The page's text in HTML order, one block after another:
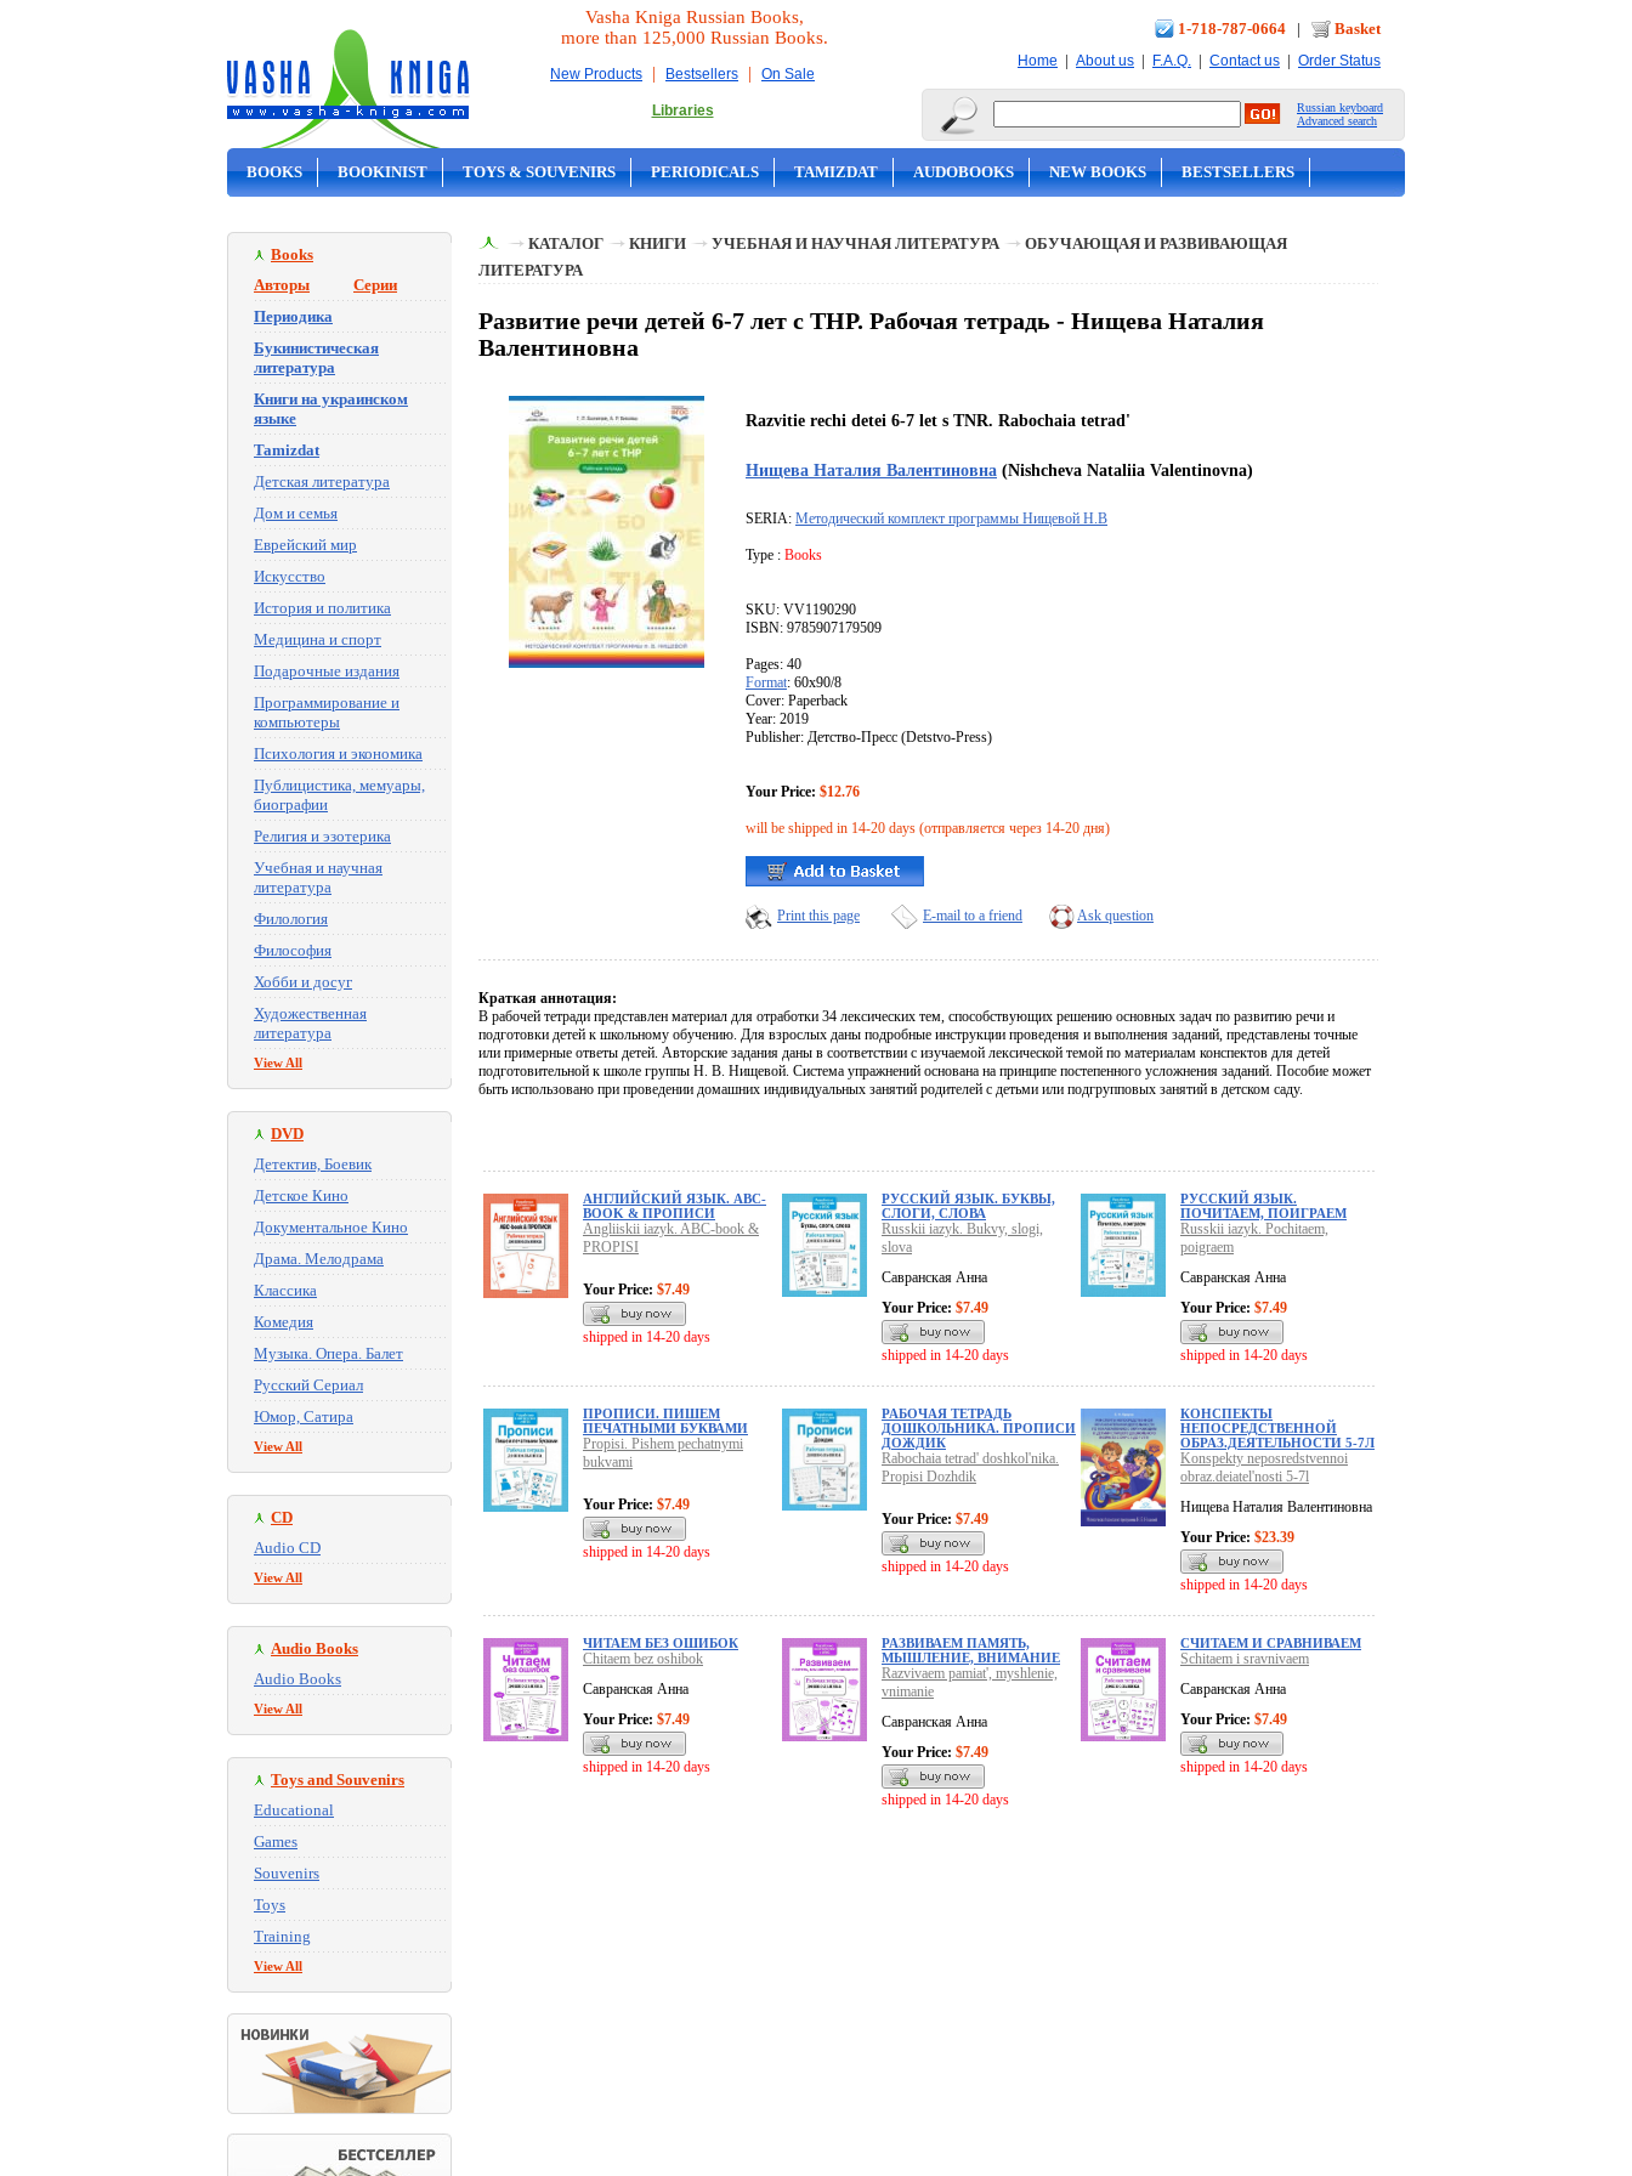
Vasha Kniga Russian Books,
more than 125,000 Russian Books.
New Products | Bestsellers | On Sale
Libraries
1-718-787-0664 | Basket
Home | About us | F.A.Q. | Contact us | Order Status
Russian keyboard
Advanced search
BOOKS BOOKINIST TOYS & SOUVENIRS PERIODICALS TAMIZDAT AUDOBOOKS NEW BOOKS BESTSELLERS
Books
Авторы
Серии
Периодика
Букинистическая
литература
Книги на украинском
языке
Tamizdat
Детская литература
Дом и семья
Еврейский мир
Искусство
История и политика
Медицина и спорт
Подарочные издания
Программирование и
компьютеры
Психология и экономика
Публицистика, мемуары,
биографии
Религия и эзотерика
Учебная и научная
литература
Филология
Философия
Хобби и досуг
Художественная
литература
View All
DVD
Детектив, Боевик
Детское Кино
Документальное Кино
Драма. Мелодрама
Классика
Комедия
Музыка. Опера. Балет
Русский Сериал
Юмор, Сатира
View All
CD
Audio CD
View All
Audio Books
Audio Books
View All
Toys and Souvenirs
Educational
Games
Souvenirs
Toys
Training
View All
КАТАЛОГ КНИГИ УЧЕБНАЯ И НАУЧНАЯ ЛИТЕРАТУРА
ОБУЧАЮЩАЯ И РАЗВИВАЮЩАЯ
ЛИТЕРАТУРА
Развитие речи детей 6-7 лет с ТНР. Рабочая тетрадь - Нищева Наталия
Валентиновна
Razvitie rechi detei 6-7 let s TNR. Rabochaia tetrad'
Нищева Наталия Валентиновна (Nishcheva Nataliia Valentinovna)
SERIA: Методический комплект программы Нищевой Н.В
Type : Books
SKU: VV1190290
ISBN: 9785907179509
Pages: 40
Format: 60x90/8
Cover: Paperback
Year: 2019
Publisher: Детство-Пресс (Detstvo-Press)
Your Price: $12.76
will be shipped in 14-20 days (отправляется через 14-20 дня)
Print this page E-mail to a friend Ask question
Краткая аннотация:
В рабочей тетради представлен материал для отработки 34 лексических тем, способствующих решению основных задач по развитию речи и
подготовки детей к школьному обучению. Для взрослых даны подробные инструкции проведения и выполнения заданий, представлены точные
или примерные ответы детей. Авторские задания даны в соответствии с изучаемой лексической темой по материалам конспектов для детей
подготовительной к школе группы Н. В. Нищевой. Система упражнений основана на принципе постепенного усложнения заданий. Пособие может
быть использовано при проведении домашних индивидуальных занятий родителей с детьми или подгрупповых занятий в детском саду.
АНГЛИЙСКИЙ ЯЗЫК. ABC-
BOOK & ПРОПИСИ
Angliiskii iazyk. ABC-book &
PROPISI
Your Price: $7.49
shipped in 14-20 days
РУССКИЙ ЯЗЫК. БУКВЫ,
СЛОГИ, СЛОВА
Russkii iazyk. Bukvy, slogi,
slova
Савранская Анна
Your Price: $7.49
shipped in 14-20 days
РУССКИЙ ЯЗЫК.
ПОЧИТАЕМ, ПОИГРАЕМ
Russkii iazyk. Pochitaem,
poigraem
Савранская Анна
Your Price: $7.49
shipped in 14-20 days
ПРОПИСИ. ПИШЕМ
ПЕЧАТНЫМИ БУКВАМИ
Propisi. Pishem pechatnymi
bukvami
Your Price: $7.49
shipped in 14-20 days
РАБОЧАЯ ТЕТРАДЬ
ДОШКОЛЬНИКА. ПРОПИСИ
ДОЖДИК
Rabochaia tetrad' doshkol'nika.
Propisi Dozhdik
Your Price: $7.49
shipped in 14-20 days
КОНСПЕКТЫ
НЕПОСРЕДСТВЕННОЙ
ОБРАЗ.ДЕЯТЕЛЬНОСТИ 5-7Л
Konspekty neposredstvennoi
obraz.deiatel'nosti 5-7l
Нищева Наталия Валентиновна
Your Price: $23.39
shipped in 14-20 days
ЧИТАЕМ БЕЗ ОШИБОК
Chitaem bez oshibok
Савранская Анна
Your Price: $7.49
shipped in 14-20 days
РАЗВИВАЕМ ПАМЯТЬ,
МЫШЛЕНИЕ, ВНИМАНИЕ
Razvivaem pamiat', myshlenie,
vnimanie
Савранская Анна
Your Price: $7.49
shipped in 14-20 days
СЧИТАЕМ И СРАВНИВАЕМ
Schitaem i sravnivaem
Савранская Анна
Your Price: $7.49
shipped in 14-20 days